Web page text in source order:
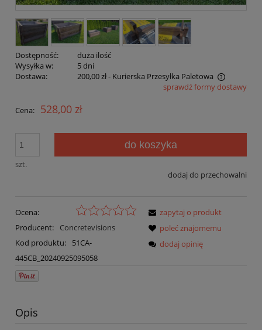
Dostępność:
duża ilość
Wysyłka w:
5 dni
Dostawa:
200,00 zł- Kurierska Przesyłka Paletowa
Cena nie zawiera ewentualnych kosztów płatnościsprawdź formy dostawy
Cena: 528,00 zł
szt.
do koszyka
dodaj do przechowalni
Ocena:
Producent:
Concretevisions
Kod produktu:
51CA-
445CB_20240925095058
zapytaj o produkt
poleć znajomemu
dodaj opinię
Opis